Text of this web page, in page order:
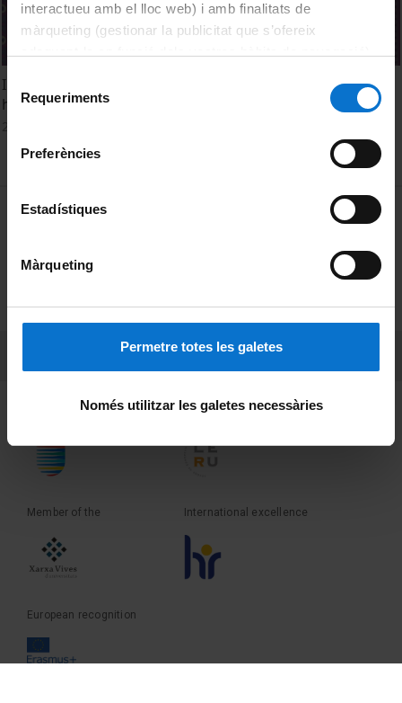
interactueu amb el lloc web) i amb finalitats de
màrqueting (gestionar la publicitat que s’ofereix
consultar laPolítica de galetes del lloc web de la
de Requeriments
Preferències
Estadístiques
Màrqueting
Permetre totes les galetes
Només utilitzar les galetes necessàries
Investidura de la Dra. Roberta Sessoli com a doctora
honoris causa per la Universitat de Barcelona
MENÚ PEU 1
Terms and privacy
Founder of the Member of the
Member of the International excellence
European recognition